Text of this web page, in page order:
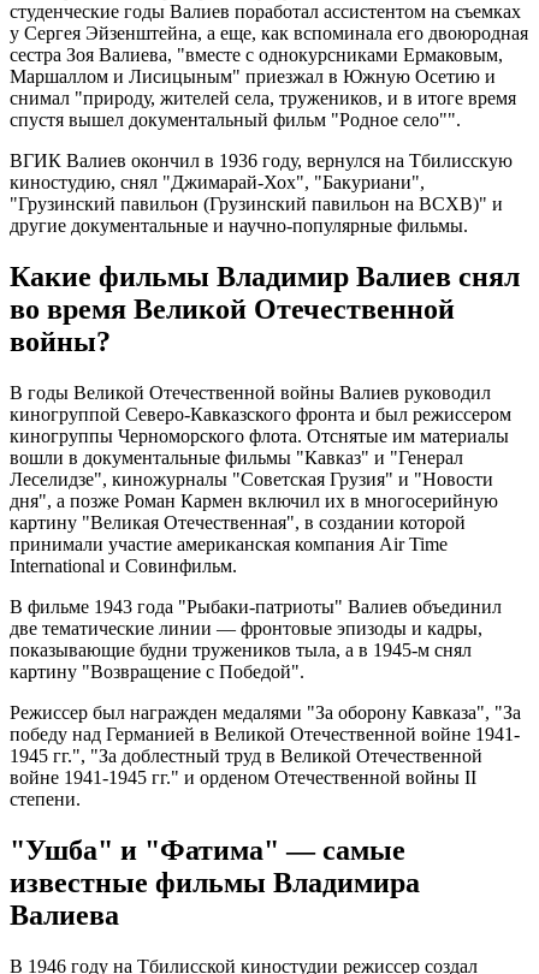
студенческие годы Валиев поработал ассистентом на съемках
у Сергея Эйзенштейна, а еще, как вспоминала его двоюродная
сестра Зоя Валиева, "вместе с однокурсниками Ермаковым,
Маршаллом и Лисицыным" приезжал в Южную Осетию и
снимал "природу, жителей села, тружеников, и в итоге время
спустя вышел документальный фильм "Родное село"".
ВГИК Валиев окончил в 1936 году, вернулся на Тбилисскую
киностудию, снял "Джимарай-Хох", "Бакуриани",
"Грузинский павильон (Грузинский павильон на ВСХВ)" и
другие документальные и научно-популярные фильмы.
Какие фильмы Владимир Валиев снял
во время Великой Отечественной
войны?
В годы Великой Отечественной войны Валиев руководил
киногруппой Северо-Кавказского фронта и был режиссером
киногруппы Черноморского флота. Отснятые им материалы
вошли в документальные фильмы "Кавказ" и "Генерал
Леселидзе", киножурналы "Советская Грузия" и "Новости
дня", а позже Роман Кармен включил их в многосерийную
картину "Великая Отечественная", в создании которой
принимали участие американская компания Air Time
International и Совинфильм.
В фильме 1943 года "Рыбаки-патриоты" Валиев объединил
две тематические линии — фронтовые эпизоды и кадры,
показывающие будни тружеников тыла, а в 1945-м снял
картину "Возвращение с Победой".
Режиссер был награжден медалями "За оборону Кавказа", "За
победу над Германией в Великой Отечественной войне 1941-
1945 гг.", "За доблестный труд в Великой Отечественной
войне 1941-1945 гг." и орденом Отечественной войны II
степени.
"Ушба" и "Фатима" — самые
известные фильмы Владимира
Валиева
В 1946 году на Тбилисской киностудии режиссер создал